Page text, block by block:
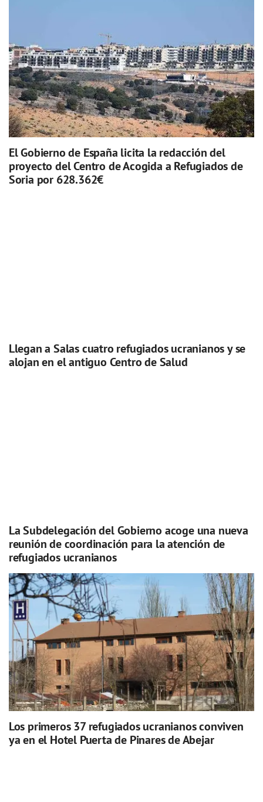
El Gobierno de España licita la redacción del
proyecto del Centro de Acogida a Refugiados de
Soria por 628.362€
Llegan a Salas cuatro refugiados ucranianos y se
alojan en el antiguo Centro de Salud
La Subdelegación del Gobierno acoge una nueva
reunión de coordinación para la atención de
refugiados ucranianos
Los primeros 37 refugiados ucranianos conviven
ya en el Hotel Puerta de Pinares de Abejar